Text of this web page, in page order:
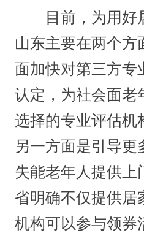
目前，为用好居
山东主要在两个方
面加快对第三方专
认定，为社会面老
选择的专业评估机
另一方面是引导更
失能老年人提供上
省明确不仅提供居
机构可以参与领券